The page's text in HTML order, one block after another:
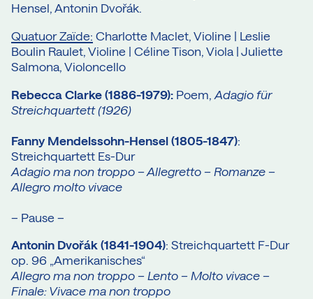
Hensel, Antonin Dvořák.
Quatuor Zaïde: Charlotte Maclet, Violine | Leslie
Boulin Raulet, Violine | Céline Tison, Viola | Juliette
Salmona, Violoncello
Rebecca Clarke (1886-1979): Poem, Adagio für
Streichquartett (1926)
Fanny Mendelssohn-Hensel (1805-1847):
Streichquartett Es-Dur
Adagio ma non troppo – Allegretto – Romanze –
Allegro molto vivace
– Pause –
Antonin Dvořák (1841-1904): Streichquartett F-Dur
op. 96 „Amerikanisches“
Allegro ma non troppo – Lento – Molto vivace –
Finale: Vivace ma non troppo